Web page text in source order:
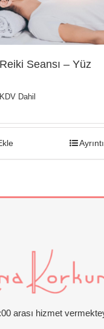
Seansı – Yüz
KDV Dahil
arası hizmet